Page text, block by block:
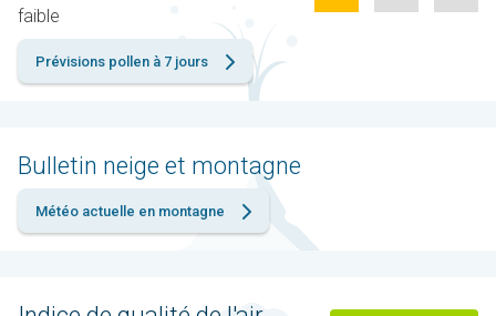
faible
Prévisions pollen à 7 jours
Bulletin neige et montagne
Météo actuelle en montagne